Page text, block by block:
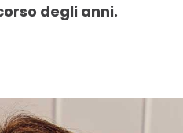
degli anni.